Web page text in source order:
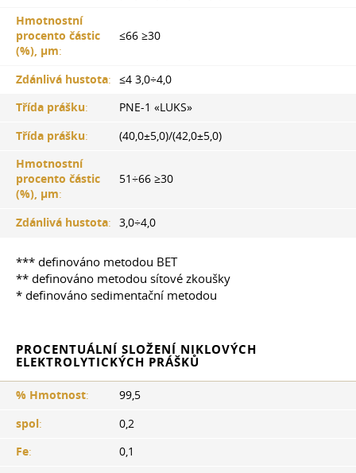
Hmotnostní
procento částic
(%), µm:
≤66 ≥30
Zdánlivá hustota:
≤4 3,0÷4,0
Třída prášku:
PNE-1 «LUKS»
Třída prášku:
(40,0±5,0)/(42,0±5,0)
Hmotnostní
procento částic
(%), µm:
51÷66 ≥30
Zdánlivá hustota: 3,0÷4,0
*** definováno metodou BET
** definováno metodou sítové zkoušky
* definováno sedimentační metodou
PROCENTUÁLNÍ SLOŽENÍ NIKLOVÝCH
ELEKTROLYTICKÝCH PRÁŠKŮ
% Hmotnost:
99,5
spol:
0,2
Fe: 0,1